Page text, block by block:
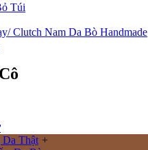
Túi
Clutch Nam Da Bò Handmade
Thật +